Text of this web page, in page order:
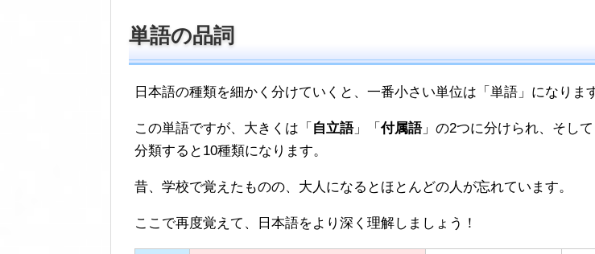
単語の品詞
日本語の種類を細かく分けていくと、一番小さい単位は「単語」になりま
この単語ですが、大きくは「 自立語」「付属語」の2つに分けられ、そして
分類すると10種類になります。
昔、学校で覚えたものの、大人になるとほとんどの人が忘れています。
ここで再度覚えて、日本語をより深く理解しましょう！